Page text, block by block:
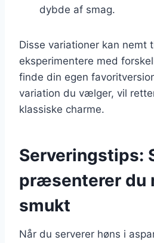
dybde af smag.
Disse variationer kan nemt
eksperimentere med
finde din egen
variation du vælger, vil
klassiske charme.
Serveringstips:
præsenterer du
smukt
Når du serverer høns i